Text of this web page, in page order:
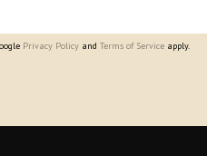
Privacy Policy and Terms of Service apply.